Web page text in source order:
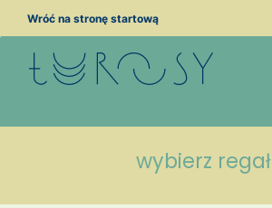
Wróć na stronę startową
wybierz regał